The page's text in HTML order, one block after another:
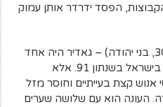
הפסד ידרדר אותן עמוק
מוחמד גאדיר (30, בני יהודה) – גאדיר היה אחד
השחקנים הכי כישרוניים שצמחו בישראל בשנתון 91. אלא
קצת בעייתיים וחוסר מזל
העונה הוא עם שלושה שערים